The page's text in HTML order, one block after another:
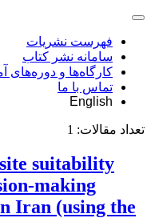
فهرست نشریات
سامانه نشر کتاب
کارگاه‌ها و
تماس با ما
English
تعداد مقالات: 1
suitability
making
Iran (using the